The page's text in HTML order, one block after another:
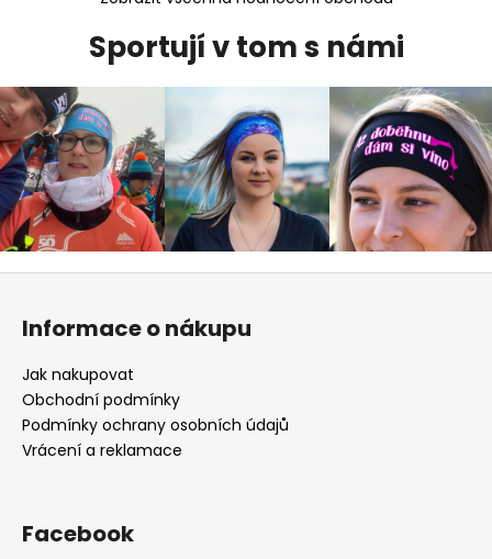
Sportují v tom s námi
Z
Informace o nákupu
Jak nakupovat
Obchodní podmínky
Podmínky ochrany osobních údajů
Vrácení a reklamace
Facebook